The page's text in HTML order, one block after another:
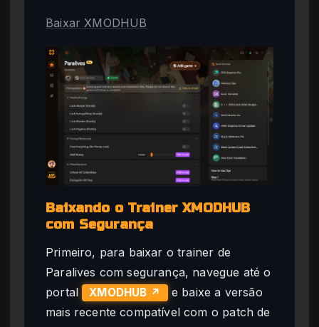
Baixar XMODHUB
Baixando o Trainer XMODHUB
com Segurança
Primeiro, para baixar o trainer de
Paralives com segurança, navegue até o
portal
XMODHUB ↗
e baixe a versão
mais recente compatível com o patch de